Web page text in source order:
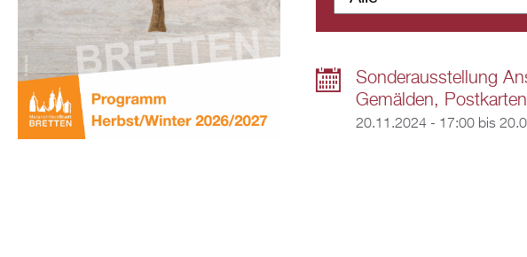
Sonderausstellung
Gemälden,
20.11.2024 - 17:00bis